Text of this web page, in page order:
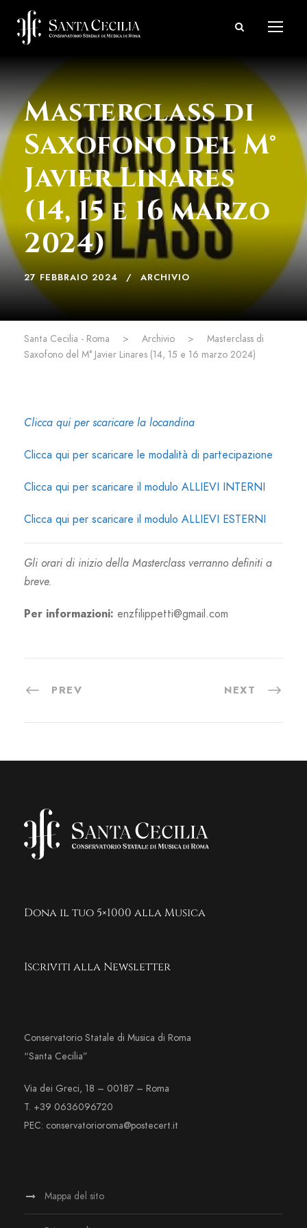
Masterclass di
Saxofono del M°
Javier Linares
(14, 15 e 16 marzo
2024)
27 FEBBRAIO 2024 ARCHIVIO
Santa Cecilia - Roma > Archivio >
Masterclass di
Saxofono del M° Javier Linares (14, 15 e 16 marzo 2024)
Clicca qui per scaricare la locandina
Clicca qui per scaricare le modalità di partecipazione
Clicca qui per scaricare il modulo ALLIEVI INTERNI
Clicca qui per scaricare il modulo ALLIEVI ESTERNI
Gli orari di inizio della Masterclass verranno definiti a
breve.
Per informazioni: enzfilippetti@gmail.com
PREV NEXT
Dona il tuo 5×1000 alla Musica
Iscriviti alla Newsletter
Conservatorio Statale di Musica di Roma
“Santa Cecilia”
Via dei Greci, 18 – 00187 – Roma
T. +39 0636096720
PEC: conservatorioroma@postecert.it
Mappa del sito